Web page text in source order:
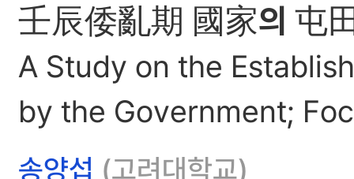
壬辰倭亂期 國家의 屯
A Study on the
by the Government;
송양섭 (고려대학교)